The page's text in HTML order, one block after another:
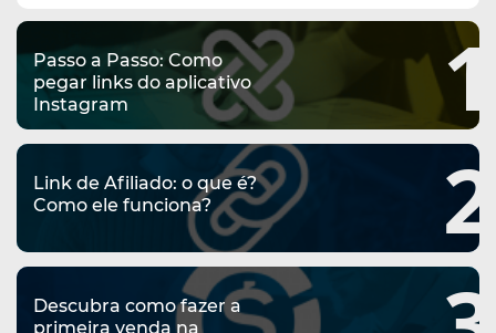
1
Passo a Passo: Como
pegar links do aplicativo
Instagram
2
Link de Afiliado: o que é?
Como ele funciona?
Descubra como fazer a
primeira venda na